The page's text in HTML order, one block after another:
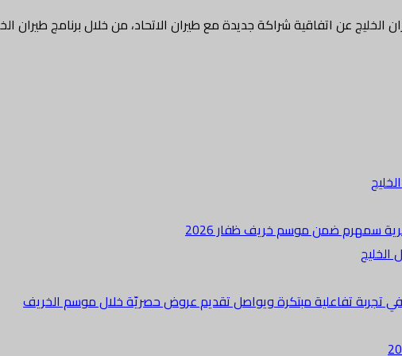
عن اتفاقية شراكة جديدة مع طيران الاتحاد، من خلال برنامج طيران
سمهرم ضمن موسم خريف ظفار 2026
تجربة تفاعلية مبتكرة ويواصل تقديم عروض حصريّة خلال موسم الخريف